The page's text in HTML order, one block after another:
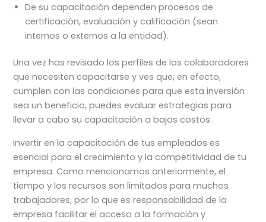
De su capacitación dependen procesos de
certificación, evaluación y calificación (sean
internos o externos a la entidad).
Una vez has revisado los perfiles de los colaboradores
que necesiten capacitarse y ves que, en efecto,
cumplen con las condiciones para que esta inversión
sea un beneficio, puedes evaluar estrategias para
llevar a cabo su capacitación a bajos costos.
Invertir en la capacitación de tus empleados es
esencial para el crecimiento y la competitividad de tu
empresa. Como mencionamos anteriormente, el
tiempo y los recursos son limitados para muchos
trabajadores, por lo que es responsabilidad de la
empresa facilitar el acceso a la formación y